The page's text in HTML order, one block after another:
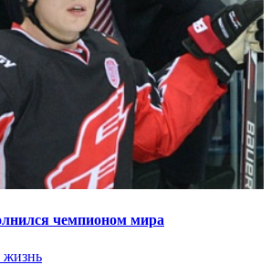
чемпионом мира
жизнь